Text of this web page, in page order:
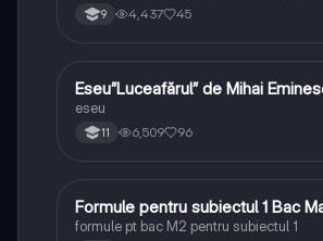
9 4,437 45
Limba și literatura română
Eseu”Luceafărul” de Mihai
eseu
11 6,509 96
Matematică
Formule pentru subiectul 1 Bac
formule pt bac M2 pentru subiectul 1